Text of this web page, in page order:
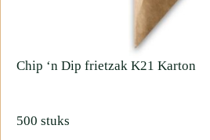
Chip ‘n Dip frietzak K21 Karton
500 stuks